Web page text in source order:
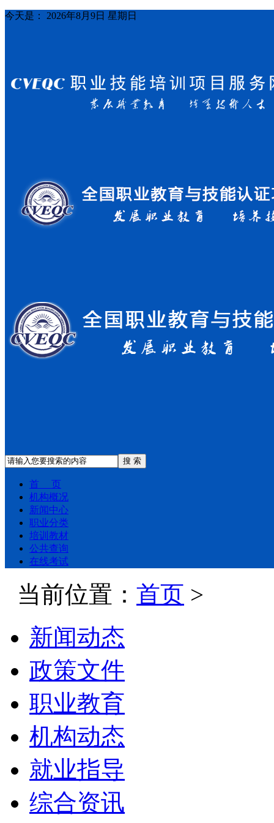
今天是： 2026年8月9日 星期日
搜 索
首 页
机构概况
新闻中心
职业分类
培训教材
公共查询
在线考试
当前位置： 首页 >
新闻动态
政策文件
职业教育
机构动态
就业指导
综合资讯